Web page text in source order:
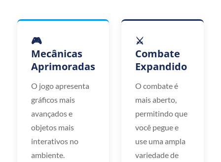
🎮
Mecânicas
Aprimoradas
O jogo apresenta
gráficos mais
avançados e
objetos mais
interativos no
ambiente.
⚔️
Combate
Expandido
O combate é
mais aberto,
permitindo que
você pegue e
use uma ampla
variedade de